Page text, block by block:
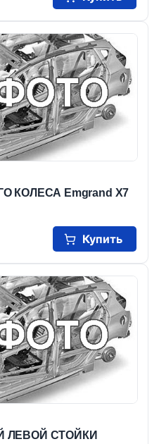
КОЛЕСА Emgrand X7
Купить
ЛЕВОЙ СТОЙКИ